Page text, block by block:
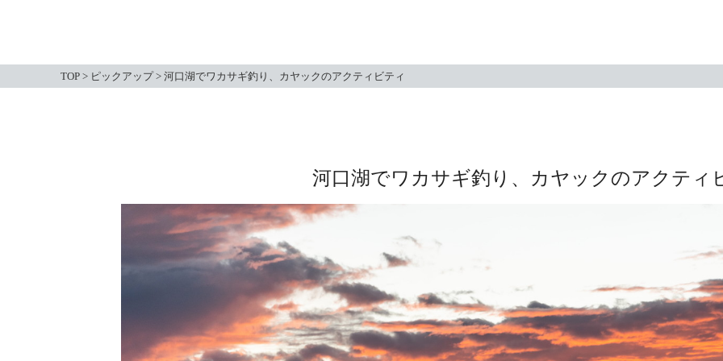
TOP> ピックアップ> 河口湖でワカサギ釣り、カヤックのアクティビティ
河口湖でワカサギ釣り、カヤックのアクティ